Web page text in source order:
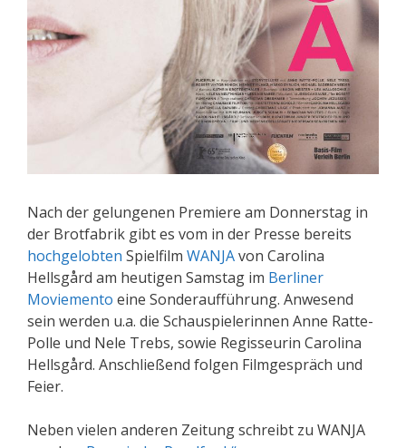
Nach der gelungenen Premiere am Donnerstag in
der Brotfabrik gibt es vom in der Presse bereits
hochgelobten Spielfilm WANJAvon Carolina
Hellsgård am heutigen Samstag im Berliner
Moviemento eine Sonderaufführung. Anwesend
sein werden u.a. die Schauspielerinnen Anne Ratte-
Polle und Nele Trebs, sowie Regisseurin Carolina
Hellsgård. Anschließend folgen Filmgespräch und
Feier.
Neben vielen anderen Zeitung schreibt zu WANJA